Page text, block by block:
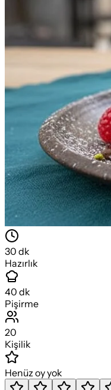
30 dk
Hazırlık
40 dk
Pişirme
20
Kişilik
Henüz oy yok